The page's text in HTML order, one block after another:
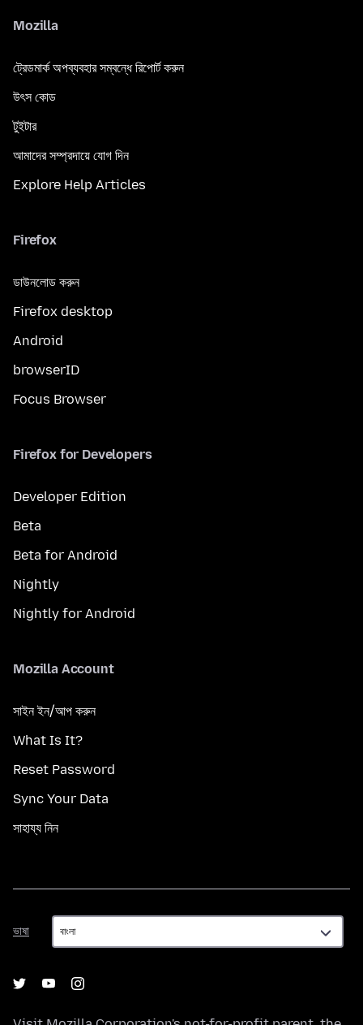
Mozilla
ট্রেডমার্ক অপব্যবহার সম্বন্ধে রিপোর্ট করুন
উৎস কোড
টুইটার
আমাদের সম্প্রদায়ে যোগ দিন
Explore Help Articles
Firefox
ডাউনলোড করুন
Firefox desktop
Android
browserID
Focus Browser
Firefox for Developers
Developer Edition
Beta
Beta for Android
Nightly
Nightly for Android
Mozilla Account
সাইন ইন/আপ করুন
What Is It?
Reset Password
Sync Your Data
সাহায্য নিন
ভাষা
ভাষা